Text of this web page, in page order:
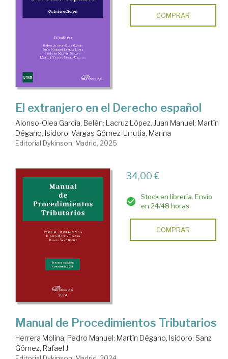
COMPRAR
El extranjero en el Derecho español
Alonso-Olea García, Belén; Lacruz López, Juan Manuel; Martín
Dégano, Isidoro; Vargas Gómez-Urrutia, Marina
Editorial Dykinson. Madrid, 2025
34,00 €
Stock en librería. Envío
en 24/48 horas
COMPRAR
Manual de Procedimientos Tributarios
Herrera Molina, Pedro Manuel; Martín Dégano, Isidoro; Sanz
Gómez, Rafael J.